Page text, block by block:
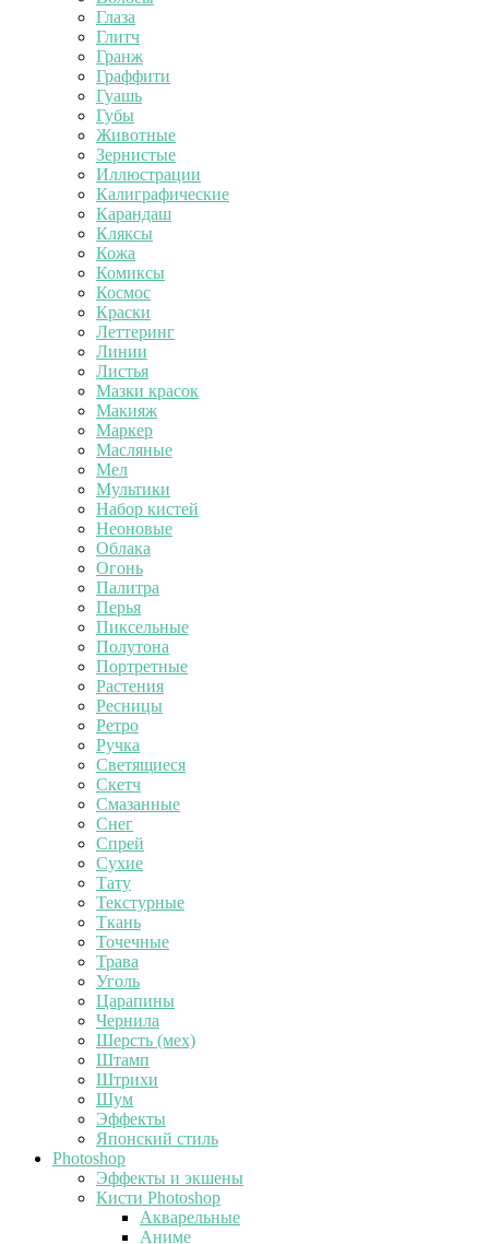
Глаза
Глитч
Гранж
Граффити
Гуашь
Губы
Животные
Зернистые
Иллюстрации
Калиграфические
Карандаш
Кляксы
Кожа
Комиксы
Космос
Краски
Леттеринг
Линии
Листья
Мазки красок
Макияж
Маркер
Масляные
Мел
Мультики
Набор кистей
Неоновые
Облака
Огонь
Палитра
Перья
Пиксельные
Полутона
Портретные
Растения
Ресницы
Ретро
Ручка
Светящиеся
Скетч
Смазанные
Снег
Спрей
Сухие
Тату
Текстурные
Ткань
Точечные
Трава
Уголь
Царапины
Чернила
Шерсть (мех)
Штамп
Штрихи
Шум
Эффекты
Японский стиль
Photoshop
Эффекты и экшены
Кисти Photoshop
Акварельные
Аниме